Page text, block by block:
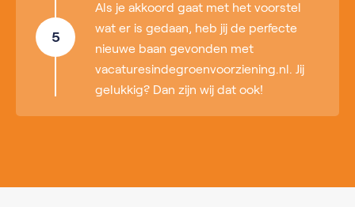
5
Als je akkoord gaat met het voorstel
wat er is gedaan, heb jij de perfecte
nieuwe baan gevonden met
vacaturesindegroenvoorziening.nl. Jij
gelukkig? Dan zijn wij dat ook!